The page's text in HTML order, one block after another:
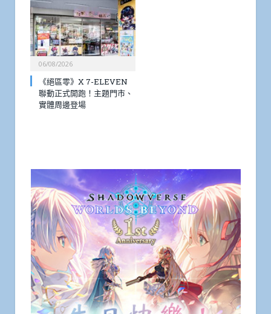
06/08/2026
《絕區零》X 7-ELEVEN
聯動正式開跑！主題門市、
實體周邊登場